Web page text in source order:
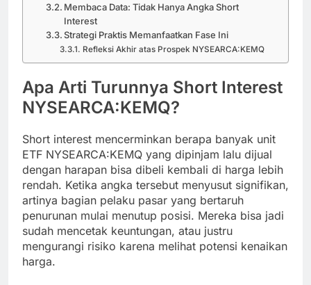
Membaca Data: Tidak Hanya Angka Short
Interest
Strategi Praktis Memanfaatkan Fase Ini
Refleksi Akhir atas Prospek NYSEARCA:KEMQ
Apa Arti Turunnya Short Interest
NYSEARCA:KEMQ?
Short interest mencerminkan berapa banyak unit
ETF NYSEARCA:KEMQ yang dipinjam lalu dijual
dengan harapan bisa dibeli kembali di harga lebih
rendah. Ketika angka tersebut menyusut signifikan,
artinya bagian pelaku pasar yang bertaruh
penurunan mulai menutup posisi. Mereka bisa jadi
sudah mencetak keuntungan, atau justru
mengurangi risiko karena melihat potensi kenaikan
harga.